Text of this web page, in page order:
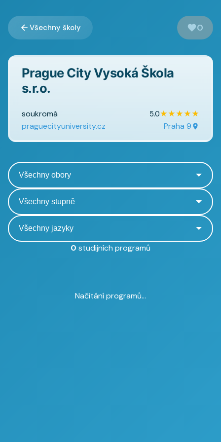
Všechny školy 0
Prague City Vysoká Škola
s.r.o.
soukromá 5.0★★★★★
praguecityuniversity.cz Praha 9
0 studijních programů
Načítání programů...